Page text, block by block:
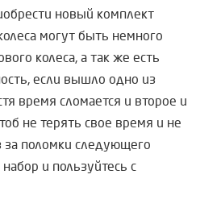
новый комплект
могут быть немного
колеса, а так же есть
если вышло одно из
время сломается и второе и
не терять свое время и не
за поломки следующего
набор и пользуйтесь с